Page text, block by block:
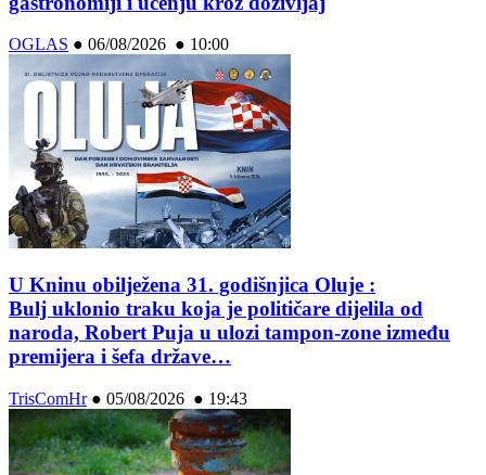
OGLAS ● 06/08/2026 ● 10:00
U Kninu obilježena 31. godišnjica Oluje :
Bulj uklonio traku koja je političare dijelila od
naroda, Robert Puja u ulozi tampon-zone između
premijera i šefa države…
TrisComHr● 05/08/2026 ● 19:43